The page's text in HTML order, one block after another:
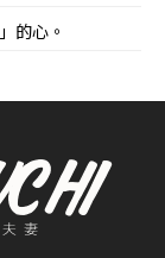
的心。